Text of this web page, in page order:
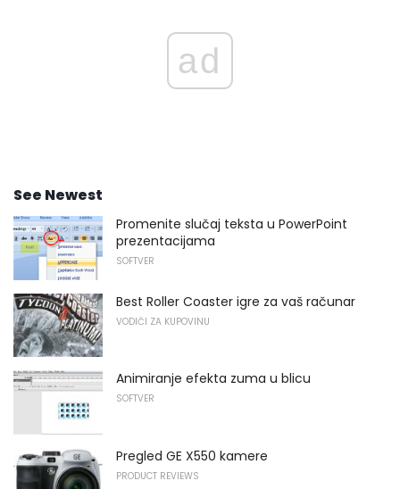
ad
See Newest
Promenite slučaj teksta u PowerPoint
prezentacijama
SOFTVER
Best Roller Coaster igre za vaš računar
VODIČI ZA KUPOVINU
Animiranje efekta zuma u blicu
SOFTVER
Pregled GE X550 kamere
PRODUCT REVIEWS